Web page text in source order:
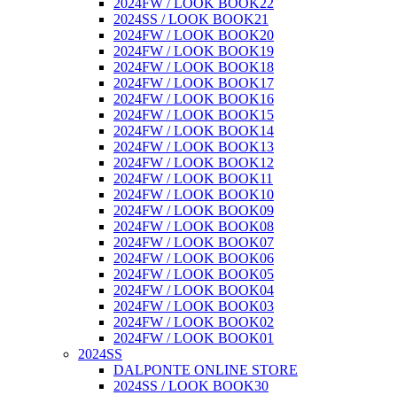
2024FW / LOOK BOOK22
2024SS / LOOK BOOK21
2024FW / LOOK BOOK20
2024FW / LOOK BOOK19
2024FW / LOOK BOOK18
2024FW / LOOK BOOK17
2024FW / LOOK BOOK16
2024FW / LOOK BOOK15
2024FW / LOOK BOOK14
2024FW / LOOK BOOK13
2024FW / LOOK BOOK12
2024FW / LOOK BOOK11
2024FW / LOOK BOOK10
2024FW / LOOK BOOK09
2024FW / LOOK BOOK08
2024FW / LOOK BOOK07
2024FW / LOOK BOOK06
2024FW / LOOK BOOK05
2024FW / LOOK BOOK04
2024FW / LOOK BOOK03
2024FW / LOOK BOOK02
2024FW / LOOK BOOK01
2024SS
DALPONTE ONLINE STORE
2024SS / LOOK BOOK30